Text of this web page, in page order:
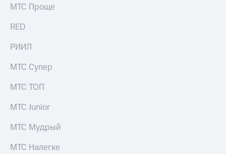
Документы
кабинет
акционера
Акционерный
Контроль
и
аудит
Рынок
МТС Проще
RED
РИИЛ
МТС Супер
МТС ТОП
МТС Junior
МТС Мудрый
МТС Налегке